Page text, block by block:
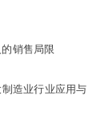
销售局限
造业行业应用与